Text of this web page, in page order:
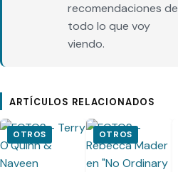
recomendaciones de
todo lo que voy
viendo.
ARTÍCULOS RELACIONADOS
OTROS OTROS